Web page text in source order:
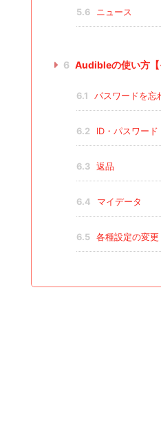
5.6 ニュース
6 Audibleの使い方【
6.1 パスワードを忘
6.2 ID・パスワー
6.3 返品
6.4 マイデータ
6.5 各種設定の変更